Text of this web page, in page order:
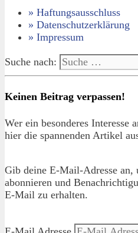
» Haftungsausschluss
» Datenschutzerklärung
» Impressum
Suche nach:
Keinen Beitrag verpassen!
Wer ein besonderes Interesse
hier die spannenden Artikel
Gib deine E-Mail-Adresse an,
abonnieren und
E-Mail zu erhalten.